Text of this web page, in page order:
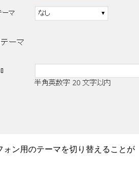
ォン用のテーマを切り替えることが